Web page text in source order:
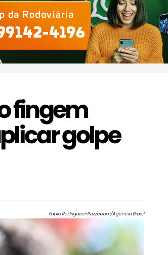
fingem
golpe
Fabio Rodrigues-Pozzebom/Agência Brasil